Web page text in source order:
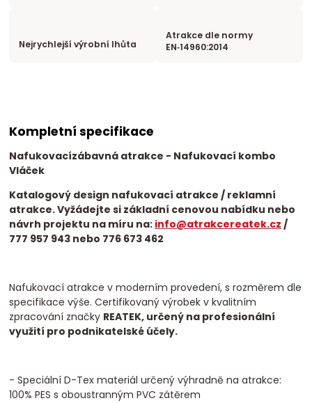
Nejrychlejší výrobní lhůta
Atrakce dle normy
EN‑14960:2014
Kompletní specifikace
Nafukovacízábavná atrakce - Nafukovací kombo
Vláček
Katalogový design nafukovací atrakce / reklamní
atrakce. Vyžádejte si základní cenovou nabídku nebo
návrh projektu na míru na: info@atrakcereatek.cz /
777 957 943 nebo 776 673 462
Nafukovací atrakce v moderním provedení, s rozměrem dle
specifikace výše. Certifikovaný výrobek v kvalitním
zpracování značky REATEK, určený na profesionální
využití pro podnikatelské účely.
- Speciální D-Tex materiál určený výhradně na atrakce:
100% PES s oboustranným PVC zátěrem